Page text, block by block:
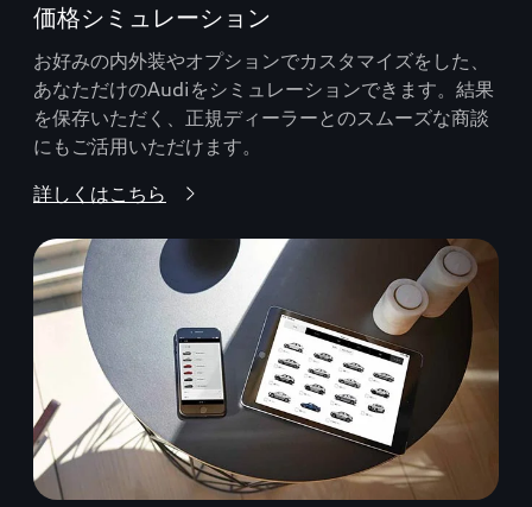
価格シミュレーション
お好みの内外装やオプションでカスタマイズをした、
あなただけのAudiをシミュレーションできます。結果
を保存いただく、正規ディーラーとのスムーズな商談
にもご活用いただけます。
詳しくはこちら